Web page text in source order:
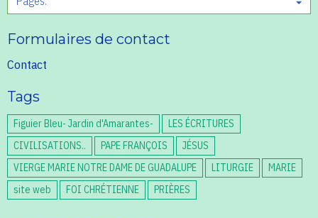
Formulaires de contact
Contact
Tags
Figuier Bleu- Jardin d'Amarantes-
LES ÉCRITURES
CIVILISATIONS..
PAPE FRANÇOIS
JÉSUS
VIERGE MARIE NOTRE DAME DE GUADALUPE
LITURGIE
MARIE
site web
FOI CHRÉTIENNE PRIÈRES